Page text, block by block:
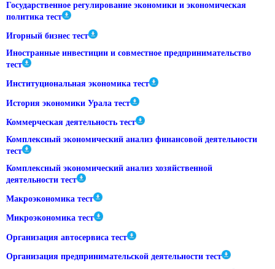
Государственное регулирование экономики и экономическая
политика тест
Игорный бизнес тест
Иностранные инвестиции и совместное предпринимательство
тест
Институциональная экономика тест
История экономики Урала тест
Коммерческая деятельность тест
Комплексный экономический анализ финансовой деятельности
тест
Комплексный экономический анализ хозяйственной
деятельности тест
Макроэкономика тест
Микроэкономика тест
Организация автосервиса тест
Организация предпринимательской деятельности тест